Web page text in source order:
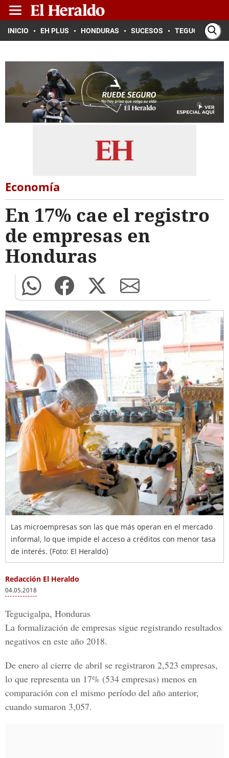
INICIO EH PLUS HONDURAS SUCESOS TEGUCIGALPA
Economía
En 17% cae el registro
de empresas en
Honduras
Las microempresas son las que más operan en el mercado
informal, lo que impide el acceso a créditos con menor tasa
de interés. (Foto: El Heraldo)
Redacción El Heraldo
04.05.2018
Tegucigalpa, Honduras
La formalización de empresas sigue registrando resultados
negativos en este año 2018.
De enero al cierre de abril se registraron 2,523 empresas,
lo que representa un 17% (534 empresas) menos en
comparación con el mismo período del año anterior,
cuando sumaron 3,057.